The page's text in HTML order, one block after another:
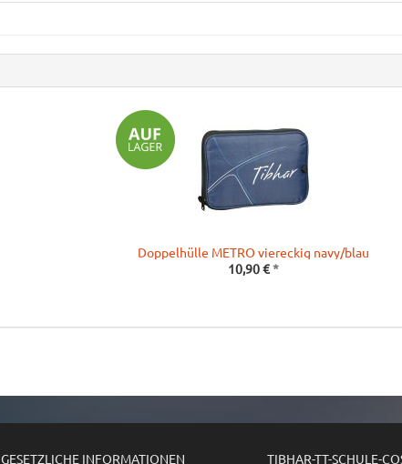
Doppelhülle METRO viereckig navy/blau
10,90 €*
GESETZLICHE INFORMATIONEN TIBHAR-TT-SCHULE-